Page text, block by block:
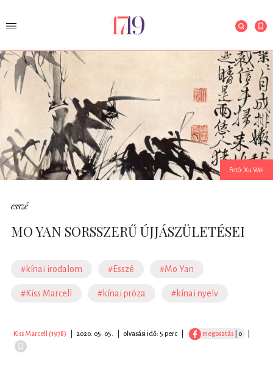
Fotó: Xu Wei
esszé
MO YAN SORSSZERŰ ÚJJÁSZÜLETÉSEI
#kínai irodalom #Esszé #Mo Yan
#Kiss Marcell #kínai próza #kínai nyelv
Kiss Marcell (1978) 2020. 05. 05. olvasási idő: 5 perc megosztás | 0